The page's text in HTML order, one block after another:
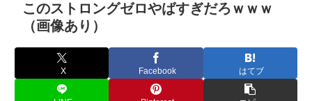
このストロングゼロやばすぎだろｗｗｗ
（画像あり）
X Facebook はてブ